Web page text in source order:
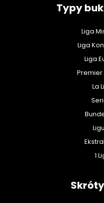
Typy
Liga
Liga
Liga
Premier
La
1